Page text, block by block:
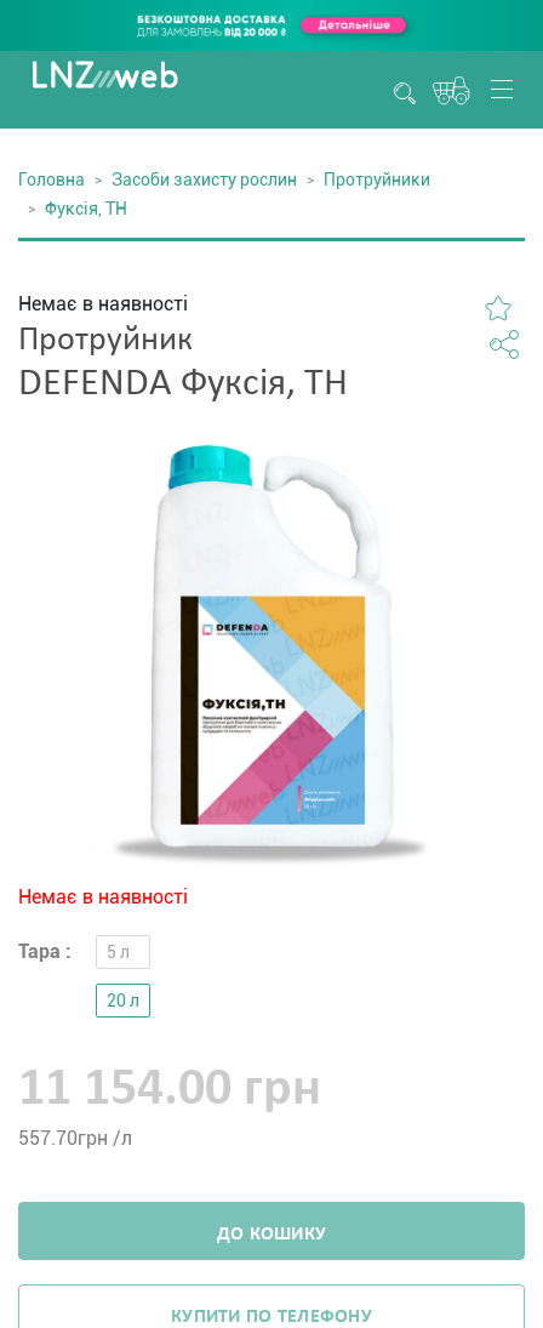
Головна Засоби захисту рослин
Протруйники
Фуксія, ТН
Немає в наявності
Протруйник
DEFENDA Фуксія, ТН
Немає в наявності
Тара : 5 л
20 л
11 154.00 грн
557.70грн /л
ДО КОШИКУ
КУПИТИ ПО ТЕЛЕФОНУ